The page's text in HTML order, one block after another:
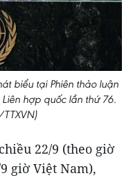
biểu tại Phiên thảo luận
hợp quốc lần thứ 76.
22/9 (theo giờ
giờ Việt Nam),